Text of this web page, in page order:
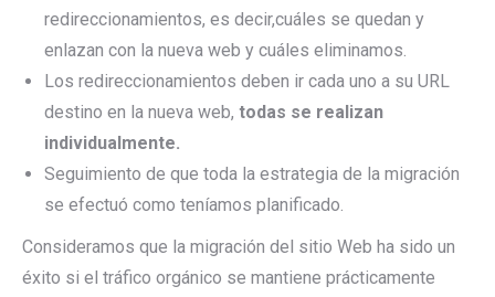
redireccionamientos, es decir,cuáles se quedan y
enlazan con la nueva web y cuáles eliminamos.
Los redireccionamientos deben ir cada uno a su URL
destino en la nueva web, todas se realizan
individualmente.
Seguimiento de que toda la estrategia de la migración
se efectuó como teníamos planificado.
Consideramos que la migración del sitio Web ha sido un
éxito si el tráfico orgánico se mantiene prácticamente